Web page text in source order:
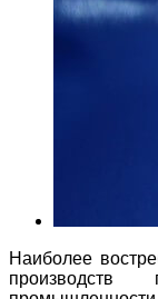
Наиболее